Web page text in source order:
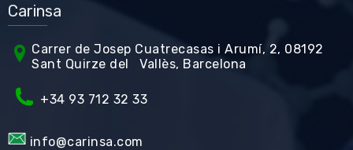
Carinsa
Carrer de Josep Cuatrecasas i Arumí, 2, 08192
Sant Quirze del Vallès, Barcelona
+34 93 712 32 33
info@carinsa.com